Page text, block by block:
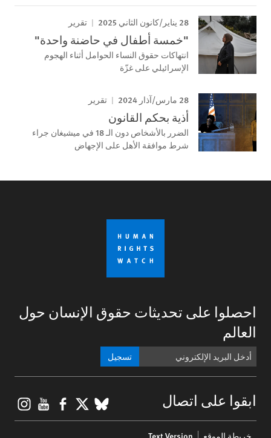
28 يناير/كانون الثاني 2025 تقرير
"خمسة أطفال في حاضنة واحدة"
انتهاكات حقوق النساء الحوامل أثناء الهجوم
الإسرائيلي على غزّة
28 مارس/آذار 2024 تقرير
أذية بحكم القانون
الضرر بالأشخاص دون الـ 18 في ميشيغان جراء
شرط موافقة الأهل على الإجهاض
احصلوا على تحديثات حقوق الإنسان حول
العالم
تسجيل
ابقوا على اتصال BlueSky
X
خريطة الموقع Text Version